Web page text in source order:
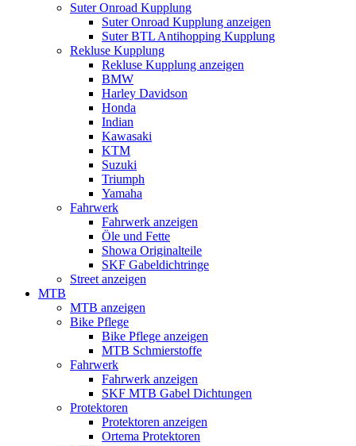
Suter Onroad Kupplung
Suter Onroad Kupplung anzeigen
Suter BTL Antihopping Kupplung
Rekluse Kupplung
Rekluse Kupplung anzeigen
BMW
Harley Davidson
Honda
Indian
Kawasaki
KTM
Suzuki
Triumph
Yamaha
Fahrwerk
Fahrwerk anzeigen
Öle und Fette
Showa Originalteile
SKF Gabeldichtringe
Street anzeigen
MTB
MTB anzeigen
Bike Pflege
Bike Pflege anzeigen
MTB Schmierstoffe
Fahrwerk
Fahrwerk anzeigen
SKF MTB Gabel Dichtungen
Protektoren
Protektoren anzeigen
Ortema Protektoren